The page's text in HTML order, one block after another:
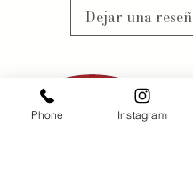
Dejar una
Phone Instagram